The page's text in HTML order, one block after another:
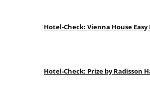
Hotel-Check: Vienna House Easy
Hotel-Check: Prize by Radisson